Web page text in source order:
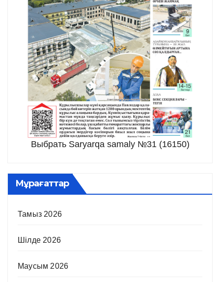
Выбрать Saryarqa samaly №31 (16150)
Мұрағаттар
Тамыз 2026
Шілде 2026
Маусым 2026